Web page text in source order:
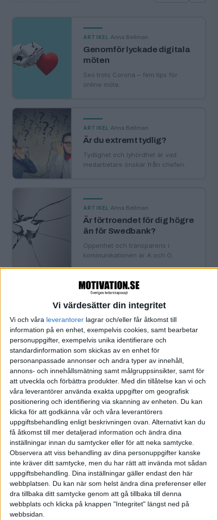
Vi värdesätter din integritet
Vi och våra leverantorer lagrar och/eller får åtkomst till
information på en enhet, exempelvis cookies, samt bearbetar
personuppgifter, exempelvis unika identifierare och
standardinformation som skickas av en enhet för
personanpassade annonser och andra typer av innehåll,
annons- och innehållsmätning samt målgruppsinsikter, samt för
att utveckla och förbättra produkter. Med din tillåtelse kan vi och
våra leverantörer använda exakta uppgifter om geografisk
positionering och identifiering via skanning av enheten. Du kan
klicka för att godkänna vår och våra leverantörers
uppgiftsbehandling enligt beskrivningen ovan. Alternativt kan du
få åtkomst till mer detaljerad information och ändra dina
inställningar innan du samtycker eller för att neka samtycke.
Observera att viss behandling av dina personuppgifter kanske
inte kräver ditt samtycke, men du har rätt att invända mot sådan
uppgiftsbehandling. Dina inställningar gäller endast den här
webbplatsen. Du kan när som helst ändra dina preferenser eller
dra tillbaka ditt samtycke genom att gå tillbaka till denna
webbplats och klicka på knappen "Integritet" längst ned på
webbsidan.
ARTIKEL Anna Bellman
Genomför lyckade digitala
möten
Ses trots Corona – fem tips för
online möte.
ARTIKEL Anna Bellman
Är du extremt tydlig?
Tydlighet och lyhördhet är vad
medarbetare önskar från chefen.
ARTIKEL Anna Bellman
Är förtroendet för dig högre
än för Swedbank?
Öppenhet och transparens i
kommunikationen är A och O.
Skapa bättre intryck på
LinkedIn
Berätta vem du är och varför du vill
ARTIKEL·Anna Bellman
Kom igen - kommunicera
även när du inte vill
Konsten att prata om det som är
tungt och svårt.
ARTIKEL Anna Bellman
Efterlysning- ledare som
vågar vara nakna